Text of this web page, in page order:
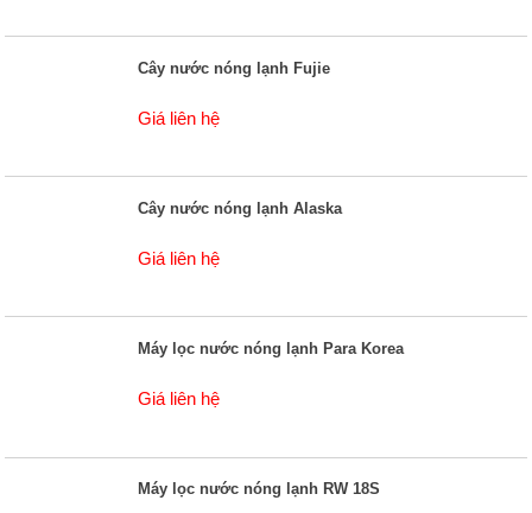
Cây nước nóng lạnh Fujie
Giá liên hệ
Cây nước nóng lạnh Alaska
Giá liên hệ
Máy lọc nước nóng lạnh Para Korea
Giá liên hệ
Máy lọc nước nóng lạnh RW 18S